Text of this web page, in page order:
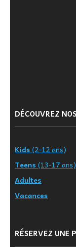
DÉCOUVREZ
Kids (2-12 ans)
Teens (13-17 ans)
Adultes
Vacances
RÉSERVEZ UNE